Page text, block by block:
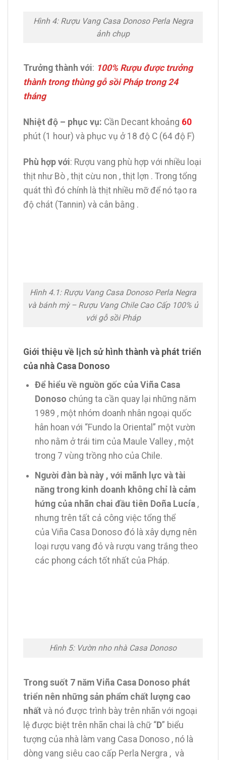
Hình 4: Rượu Vang Casa Donoso Perla Negra
ảnh chụp
Trưởng thành với: 100% Rượu được trưởng
thành trong thùng gỗ sồi Pháp trong 24
tháng
Nhiệt độ – phục vụ: Cần Decant khoảng 60
phút (1 hour) và phục vụ ở 18 độ C (64 độ F)
Phù hợp với: Rượu vang phù hợp với nhiều loại
thịt như Bò , thịt cừu non , thịt lợn . Trong tổng
quát thì đó chính là thịt nhiều mỡ để nó tạo ra
độ chát (Tannin) và cân bằng .
Hình 4.1: Rượu Vang Casa Donoso Perla Negra
và bánh mỳ – Rượu Vang Chile Cao Cấp 100% ủ
với gỗ sồi Pháp
Giới thiệu về lịch sử hình thành và phát triển
của nhà Casa Donoso
Để hiểu về nguồn gốc của Viña Casa
Donoso chúng ta cần quay lại những năm
1989 , một nhóm doanh nhân ngoại quốc
hân hoan với “Fundo la Oriental” một vườn
nho nằm ở trái tim của Maule Valley , một
trong 7 vùng trồng nho của Chile.
Người đàn bà này , với mãnh lực và tài
năng trong kinh doanh không chỉ là cảm
hứng của nhãn chai đầu tiên Doña Lucía,
nhưng trên tất cả công việc tổng thể
của Viña Casa Donoso đó là xây dựng nên
loại rượu vang đỏ và rượu vang trắng theo
các phong cách tốt nhất của Pháp.
Hình 5: Vườn nho nhà Casa Donoso
Trong suốt 7 năm Viña Casa Donoso phát
triển nên những sản phẩm chất lượng cao
nhất và nó được trình bày trên nhãn với ngoại
lệ được biệt trên nhãn chai là chữ “D” biểu
tượng của nhà làm vang Casa Donoso , nó là
dòng vang siêu cao cấp Perla Nergra , và